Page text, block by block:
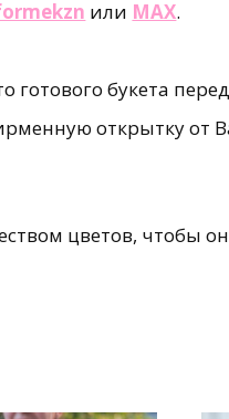
или MAX.
букета
открытку от
цветов, чтобы